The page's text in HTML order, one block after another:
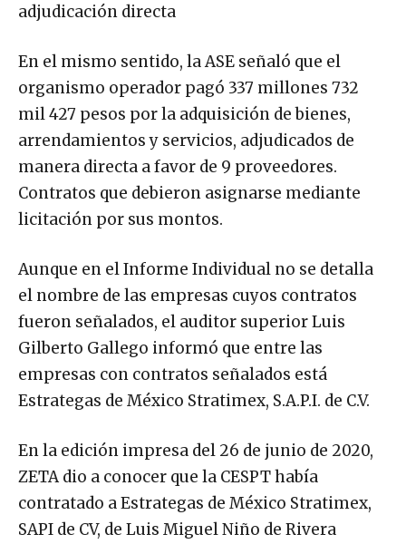
adjudicación directa
En el mismo sentido, la ASE señaló que el
organismo operador pagó 337 millones 732
mil 427 pesos por la adquisición de bienes,
arrendamientos y servicios, adjudicados de
manera directa a favor de 9 proveedores.
Contratos que debieron asignarse mediante
licitación por sus montos.
Aunque en el Informe Individual no se detalla
el nombre de las empresas cuyos contratos
fueron señalados, el auditor superior Luis
Gilberto Gallego informó que entre las
empresas con contratos señalados está
Estrategas de México Stratimex, S.A.P.I. de C.V.
En la edición impresa del 26 de junio de 2020,
ZETA dio a conocer que la CESPT había
contratado a Estrategas de México Stratimex,
SAPI de CV, de Luis Miguel Niño de Rivera